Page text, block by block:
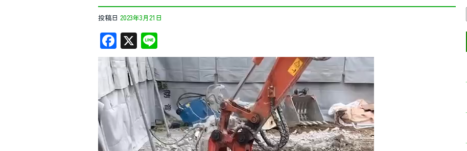
投稿日 2023年3月21日
F
ac
e
b
o
o
k
X
n
e
レ
ー
ヤ
ー